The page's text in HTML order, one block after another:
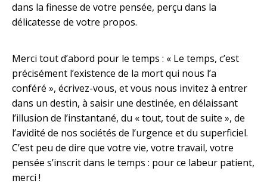
dans la finesse de votre pensée, perçu dans la
délicatesse de votre propos.
Merci tout d’abord pour le temps : « Le temps, c’est
précisément l’existence de la mort qui nous l’a
conféré », écrivez-vous, et vous nous invitez à entrer
dans un destin, à saisir une destinée, en délaissant
l’illusion de l’instantané, du « tout, tout de suite », de
l’avidité de nos sociétés de l’urgence et du superficiel.
C’est peu de dire que votre vie, votre travail, votre
pensée s’inscrit dans le temps : pour ce labeur patient,
merci !